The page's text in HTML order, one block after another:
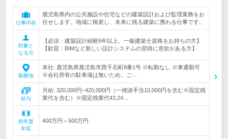
仕事内容
鹿児島県内の公共施設や住宅などの建築設計および監理業務をお
任せします。地域に根差し、未来に残る建築に携わる仕事です。
対象と
なる方
【必須：建築設計経験5年以上、一級建築士資格をお持ちの方】
【歓迎：BIMなど新しい設計システムの習得に意欲がある方】
勤務地
本社: 鹿児島県鹿児島市西千石町8番1号 ※転勤なし ※車通勤可
※会社所有の駐車場は無いため、ご…
給与
月給: 320,000円~420,000円（一律諸手当10,000円を含む※固定残
業代を含む）※固定残業代43,24…
初年度
年収
400万円～500万円